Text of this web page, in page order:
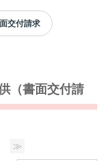
交付請求
（書面交付請
≫